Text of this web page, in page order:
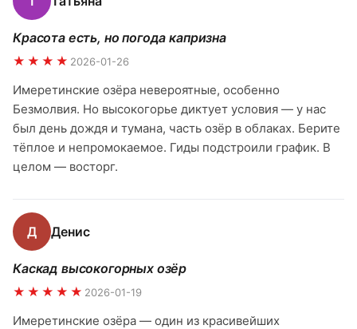
Красота есть, но погода капризна
★★★★ 2026-01-26
Имеретинские озёра невероятные, особенно
Безмолвия. Но высокогорье диктует условия — у нас
был день дождя и тумана, часть озёр в облаках. Берите
тёплое и непромокаемое. Гиды подстроили график. В
целом — восторг.
Д Денис
Каскад высокогорных озёр
★★★★★ 2026-01-19
Имеретинские озёра — один из красивейших